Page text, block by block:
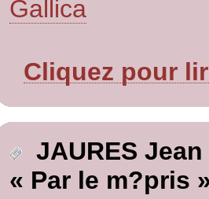
Gallica
Cliquez pour
JAURES Jean
« Par le m?pris